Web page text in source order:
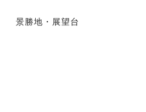
景勝地・展望台